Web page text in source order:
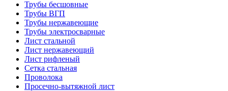
Трубы бесшовные
Трубы ВГП
Трубы нержавеющие
Трубы электросварные
Лист стальной
Лист нержавеющий
Лист рифленый
Сетка стальная
Проволока
Просечно-вытяжной лист